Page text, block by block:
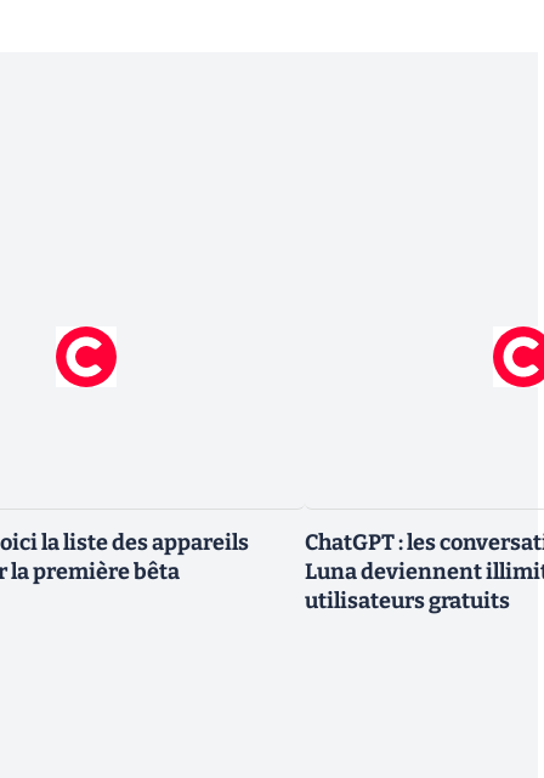
la liste des appareils
la première bêta
ChatGPT : les
Luna deviennent
utilisateurs gratuits